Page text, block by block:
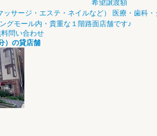
希望譲渡額
ッサージ・エステ・ネイルなど）
医療・歯科
グモール内・貴重な１階路面店舗です♪
問い合わせ
）の貸店舗